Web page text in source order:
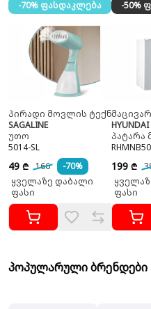
-70% ფასდაკლება
პირადი მოვლის ტექნიკა
SAGALINE
უთო
5014-SL
49 ₾ 166
-70%
ყველაზე დაბალი
ფასი
-50%
HYUNDAI
პატარა
199 ₾
ფასი
პოპულარული ბრენდები